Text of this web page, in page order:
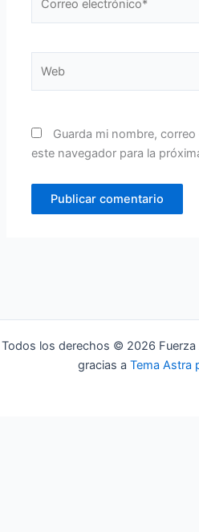
Guarda mi nombre,
este navegador para la
Todos los derechos © 2026 Fuerza
gracias a Tema Astra